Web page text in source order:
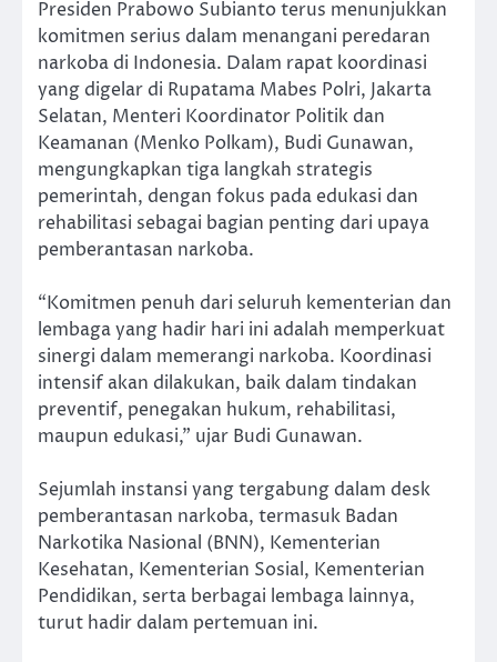
Presiden Prabowo Subianto terus menunjukkan
komitmen serius dalam menangani peredaran
narkoba di Indonesia. Dalam rapat koordinasi
yang digelar di Rupatama Mabes Polri, Jakarta
Selatan, Menteri Koordinator Politik dan
Keamanan (Menko Polkam), Budi Gunawan,
mengungkapkan tiga langkah strategis
pemerintah, dengan fokus pada edukasi dan
rehabilitasi sebagai bagian penting dari upaya
pemberantasan narkoba.
“Komitmen penuh dari seluruh kementerian dan
lembaga yang hadir hari ini adalah memperkuat
sinergi dalam memerangi narkoba. Koordinasi
intensif akan dilakukan, baik dalam tindakan
preventif, penegakan hukum, rehabilitasi,
maupun edukasi,” ujar Budi Gunawan.
Sejumlah instansi yang tergabung dalam desk
pemberantasan narkoba, termasuk Badan
Narkotika Nasional (BNN), Kementerian
Kesehatan, Kementerian Sosial, Kementerian
Pendidikan, serta berbagai lembaga lainnya,
turut hadir dalam pertemuan ini.